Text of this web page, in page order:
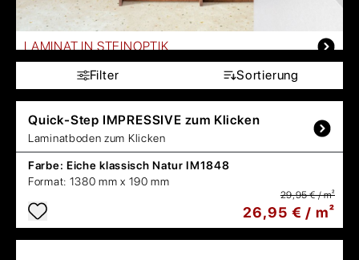
LAMINAT IN STEINOPTIK
Filter
Sortierung
Quick-Step IMPRESSIVE zum Klicken
Laminatboden zum Klicken
Farbe: Eiche klassisch Natur IM1848
Format: 1380 mm x 190 mm
29,95 € / m²
26,95 € / m²